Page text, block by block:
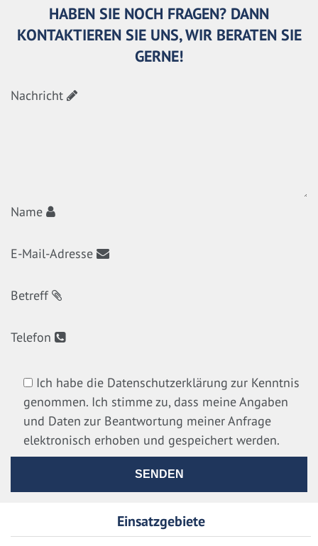
HABEN SIE NOCH FRAGEN? DANN
KONTAKTIEREN SIE UNS, WIR BERATEN SIE
GERNE!
Nachricht
Name
E-Mail-Adresse
Betreff
Telefon
Ich habe die Datenschutzerklärung zur Kenntnis
genommen. Ich stimme zu, dass meine Angaben
und Daten zur Beantwortung meiner Anfrage
elektronisch erhoben und gespeichert werden.
Einsatzgebiete